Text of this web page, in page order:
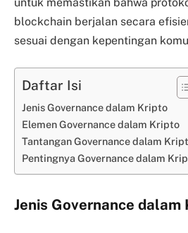
untuk memastikan bahwa
blockchain berjalan secara
sesuai dengan kepentingan
Daftar Isi
Jenis Governance dalam Kripto
Elemen Governance dalam Kripto
Tantangan Governance dalam
Pentingnya Governance dalam
Jenis Governance dalam